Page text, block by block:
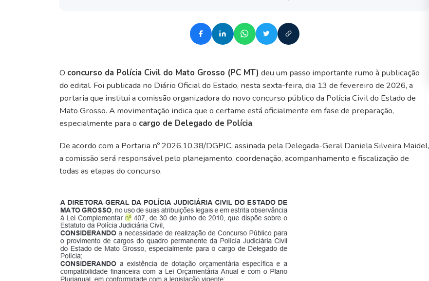
O concurso da Polícia Civil do Mato Grosso (PC MT) deu um passo importante rumo à publicação
do edital. Foi publicada no Diário Oficial do Estado, nesta sexta-feira, dia 13 de fevereiro de 2026, a
portaria que institui a comissão organizadora do novo concurso público da Polícia Civil do Estado de
Mato Grosso. A movimentação indica que o certame está oficialmente em fase de preparação,
especialmente para o cargo de Delegado de Polícia.
De acordo com a Portaria nº 2026.10.38/DGPJC, assinada pela Delegada-Geral Daniela Silveira Maidel,
a comissão será responsável pelo planejamento, coordenação, acompanhamento e fiscalização de
todas as etapas do concurso.